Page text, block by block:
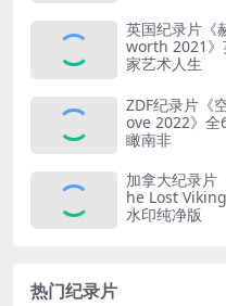
英国纪录片《
worth 2021》
家艺术人生
ZDF纪录片《
ove 2022》全
瞰南非
加拿大纪录片
he Lost
水印纯净版
热门纪录片